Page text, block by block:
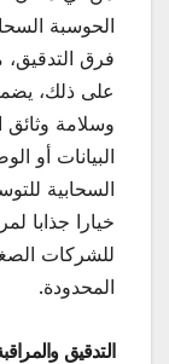
الحوسبة
فرق التدقيق،
على ذلك،
وسلامة
البيانات أو
السحابية
خيارا جذابا
للشركات
المحدودة.
التدقيق